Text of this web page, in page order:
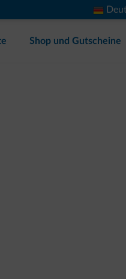
Shop und Gutscheine